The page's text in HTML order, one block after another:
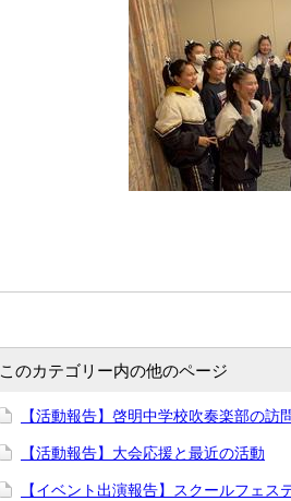
このカテゴリー内の他のページ
【活動報告】啓明中学校吹奏楽部の訪
【活動報告】大会応援と最近の活動
【イベント出演報告】スクールフェ